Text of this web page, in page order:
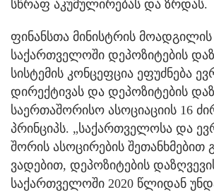
სწრაფ აკუმულირებას და ზრდას.
ფინანსთა მინისტრის მოადგილის
საქართველოში დეპოზიტების
სისტემის კონცეფცია ეფუძნება
დირექტივას და დეპოზიტების
საერთაშორისო ასოციაციის 16
პრინციპს. „საქართველოსა და
შორის ასოცირების შეთანხმებით
ვადებით, დეპოზიტების
საქართველოში 2020 წლიდან